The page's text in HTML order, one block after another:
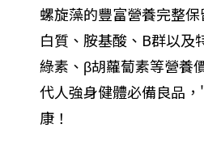
螺旋藻的豐富營養完整
白質、胺基酸、B群以及
綠素、β胡蘿蔔素等營養
代人強身健體必備良品
康！